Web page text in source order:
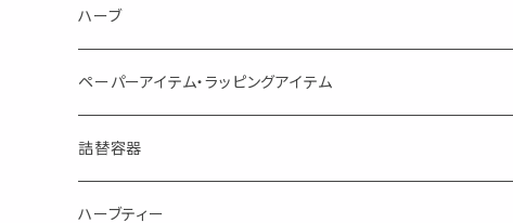
体感-4℃ !? 薄荷をブレンドしたアロマスプレー
AroMachi アロマチ 町の香り
Mask&Pillow Aroma
シングル
ブレンド
キャリアオイル
エッセンシャルオイル
ディフューザー
ハーブ
サシェ・香り袋
ハーブティー
シングル
キャンディー
ペーパーアイテム・ラッピングアイテム
シーリングワックス シール
ペーパークリップ
詰替容器
ロールオンボトル
ハーブティー